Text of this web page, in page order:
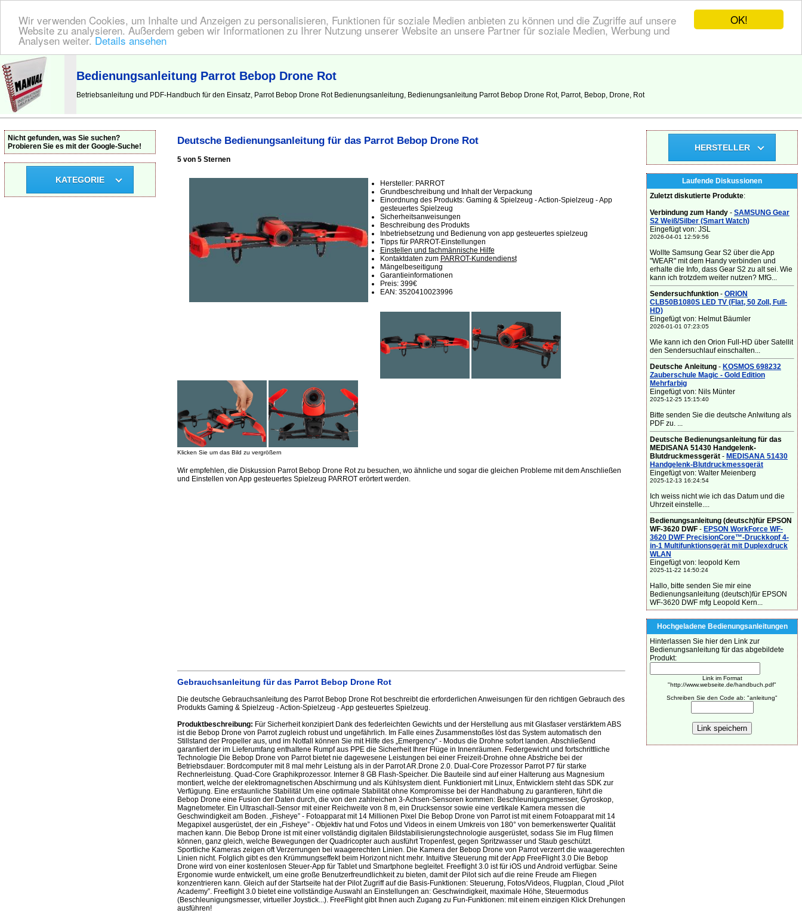
OK!
Wir verwenden Cookies, um Inhalte und Anzeigen zu personalisieren, Funktionen für soziale Medien anbieten zu können und die Zugriffe auf unsere
Website zu analysieren. Außerdem geben wir Informationen zu Ihrer Nutzung unserer Website an unsere Partner für soziale Medien, Werbung und
Analysen weiter. Details ansehen
BEDIENUNGSANLEITUNG | Hier finden Sie die deutsche Anleitung!
Bedienungsanleitung Parrot Bebop Drone Rot
Betriebsanleitung und PDF-Handbuch für den Einsatz, Parrot Bebop Drone Rot Bedienungsanleitung, Bedienungsanleitung Parrot Bebop Drone Rot, Parrot, Bebop, Drone, Rot
Deutsche Bedienungsanleitung für das Parrot Bebop Drone Rot
5 von 5 Sternen
Hersteller: PARROT
Grundbeschreibung und Inhalt der Verpackung
Einordnung des Produkts: Gaming & Spielzeug - Action-Spielzeug - App
gesteuertes Spielzeug
Sicherheitsanweisungen
Beschreibung des Produkts
Inbetriebsetzung und Bedienung von app gesteuertes spielzeug
Tipps für PARROT-Einstellungen
Einstellen und fachmännische Hilfe
Kontaktdaten zum PARROT-Kundendienst
Mängelbeseitigung
Garantieinformationen
Preis: 399€
EAN: 3520410023996
Klicken Sie um das Bild zu vergrößern
Wir empfehlen, die Diskussion Parrot Bebop Drone Rot zu besuchen, wo ähnliche und sogar die gleichen Probleme mit dem Anschließen
und Einstellen von App gesteuertes Spielzeug PARROT erörtert werden.
Gebrauchsanleitung für das Parrot Bebop Drone Rot
Die deutsche Gebrauchsanleitung des Parrot Bebop Drone Rot beschreibt die erforderlichen Anweisungen für den richtigen Gebrauch des
Produkts Gaming & Spielzeug - Action-Spielzeug - App gesteuertes Spielzeug.
Produktbeschreibung: Für Sicherheit konzipiert Dank des federleichten Gewichts und der Herstellung aus mit Glasfaser verstärktem ABS
ist die Bebop Drone von Parrot zugleich robust und ungefährlich. Im Falle eines Zusammenstoßes löst das System automatisch den
Stillstand der Propeller aus, und im Notfall können Sie mit Hilfe des „Emergency” - Modus die Drohne sofort landen. Abschließend
garantiert der im Lieferumfang enthaltene Rumpf aus PPE die Sicherheit Ihrer Flüge in Innenräumen. Federgewicht und fortschrittliche
Technologie Die Bebop Drone von Parrot bietet nie dagewesene Leistungen bei einer Freizeit-Drohne ohne Abstriche bei der
Betriebsdauer: Bordcomputer mit 8 mal mehr Leistung als in der Parrot AR.Drone 2.0. Dual-Core Prozessor Parrot P7 für starke
Rechnerleistung. Quad-Core Graphikprozessor. Interner 8 GB Flash-Speicher. Die Bauteile sind auf einer Halterung aus Magnesium
montiert, welche der elektromagnetischen Abschirmung und als Kühlsystem dient. Funktioniert mit Linux, Entwicklern steht das SDK zur
Verfügung. Eine erstaunliche Stabilität Um eine optimale Stabilität ohne Kompromisse bei der Handhabung zu garantieren, führt die
Bebop Drone eine Fusion der Daten durch, die von den zahlreichen 3-Achsen-Sensoren kommen: Beschleunigungsmesser, Gyroskop,
Magnetometer. Ein Ultraschall-Sensor mit einer Reichweite von 8 m, ein Drucksensor sowie eine vertikale Kamera messen die
Geschwindigkeit am Boden. „Fisheye” - Fotoapparat mit 14 Millionen Pixel Die Bebop Drone von Parrot ist mit einem Fotoapparat mit 14
Megapixel ausgerüstet, der ein „Fisheye” - Objektiv hat und Fotos und Videos in einem Umkreis von 180° von bemerkenswerter Qualität
machen kann. Die Bebop Drone ist mit einer vollständig digitalen Bildstabilisierungstechnologie ausgerüstet, sodass Sie im Flug filmen
können, ganz gleich, welche Bewegungen der Quadricopter auch ausführt Tropenfest, gegen Spritzwasser und Staub geschützt.
Sportliche Kameras zeigen oft Verzerrungen bei waagerechten Linien. Die Kamera der Bebop Drone von Parrot verzerrt die waagerechten
Linien nicht. Folglich gibt es den Krümmungseffekt beim Horizont nicht mehr. Intuitive Steuerung mit der App FreeFlight 3.0 Die Bebop
Drone wird von einer kostenlosen Steuer-App für Tablet und Smartphone begleitet. Freeflight 3.0 ist für iOS und Android verfügbar. Seine
Ergonomie wurde entwickelt, um eine große Benutzerfreundlichkeit zu bieten, damit der Pilot sich auf die reine Freude am Fliegen
konzentrieren kann. Gleich auf der Startseite hat der Pilot Zugriff auf die Basis-Funktionen: Steuerung, Fotos/Videos, Flugplan, Cloud „Pilot
Academy”. Freeflight 3.0 bietet eine vollständige Auswahl an Einstellungen an: Geschwindigkeit, maximale Höhe, Steuermodus
(Beschleunigungsmesser, virtueller Joystick...). FreeFlight gibt Ihnen auch Zugang zu Fun-Funktionen: mit einem einzigen Klick Drehungen
ausführen!
Nicht gefunden, was Sie suchen?
Probieren Sie es mit der Google-Suche!
KATEGORIE
HERSTELLER
Laufende Diskussionen
Zuletzt diskutierte Produkte:
Verbindung zum Handy - SAMSUNG Gear
S2 Weiß/Silber (Smart Watch)
Eingefügt von: JSL
2026-04-01 12:59:56
Wollte Samsung Gear S2 über die App
"WEAR" mit dem Handy verbinden und
erhalte die Info, dass Gear S2 zu alt sei. Wie
kann ich trotzdem weiter nutzen? MfG...
Sendersuchfunktion - ORION
CLB50B1080S LED TV (Flat, 50 Zoll, Full-
HD)
Eingefügt von: Helmut Bäumler
2026-01-01 07:23:05
Wie kann ich den Orion Full-HD über Satellit
den Sendersuchlauf einschalten...
Deutsche Anleitung - KOSMOS 698232
Zauberschule Magic - Gold Edition
Mehrfarbig
Eingefügt von: Nils Münter
2025-12-25 15:15:40
Bitte senden Sie die deutsche Anlwitung als
PDF zu. ...
Deutsche Bedienungsanleitung für das
MEDISANA 51430 Handgelenk-
Blutdruckmessgerät - MEDISANA 51430
Handgelenk-Blutdruckmessgerät
Eingefügt von: Walter Meienberg
2025-12-13 16:24:54
Ich weiss nicht wie ich das Datum und die
Uhrzeit einstelle....
Bedienungsanleitung (deutsch)für EPSON
WF-3620 DWF - EPSON WorkForce WF-
3620 DWF PrecisionCore™-Druckkopf 4-
in-1 Multifunktionsgerät mit Duplexdruck
WLAN
Eingefügt von: leopold Kern
2025-11-22 14:50:24
Hallo, bitte senden Sie mir eine
Bedienungsanleitung (deutsch)für EPSON
WF-3620 DWF mfg Leopold Kern...
Hochgeladene Bedienungsanleitungen
Hinterlassen Sie hier den Link zur
Bedienungsanleitung für das abgebildete
Produkt:
Link im Format
"http://www.webseite.de/handbuch.pdf"
Schreiben Sie den Code ab: "anleitung"